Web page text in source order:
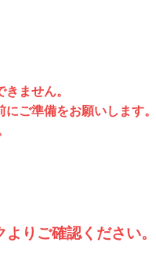
ません。
ご準備をお願いします。
りご確認ください。